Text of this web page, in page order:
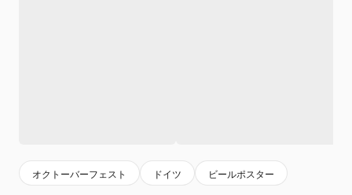
オクトーバーフェスト ドイツ ビールポスター